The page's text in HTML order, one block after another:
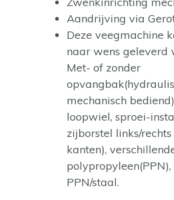
Aandrijving via
Deze veegmachine
naar wens geleverd
Met- of zonder
mechanisch
loopwiel, sproei-
zijborstel links/
kanten),
PPN/staal.